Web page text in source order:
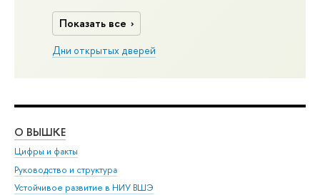
Показать все
Дни открытых дверей
О ВЫШКЕ
Цифры и факты
Руководство и структура
Устойчивое развитие в НИУ ВШЭ